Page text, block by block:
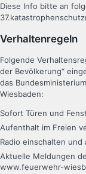
Diese Info bitte an
Verhaltenregeln
Folgende
der Bevölkerung“
das
Wiesbaden:
Sofort Türen und
Aufenthalt im Freien
Radio einschalten
Aktuelle Meldungen
www.feuerwehr-